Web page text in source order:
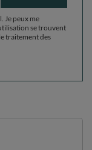
Je peux me
se trouvent
traitement des